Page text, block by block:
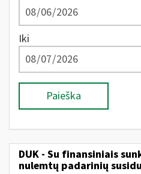
Iki
Paieška
DUK - Su finansiniais
nulemtų padarinių